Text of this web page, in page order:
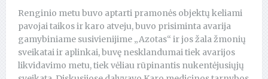
Renginio metu buvo aptarti pramonės objektų keliami
pavojai taikos ir karo atveju, buvo prisiminta avarija
gamybiniame susivienijime „Azotas“ ir jos žala žmonių
sveikatai ir aplinkai, buvę nesklandumai tiek avarijos
likvidavimo metu, tiek vėliau rūpinantis nukentėjusiųjų